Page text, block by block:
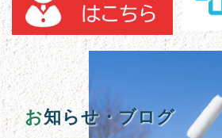
お知らせ・ブログ
当社 が選ばれる理由
施工事例
お客様
採用情報